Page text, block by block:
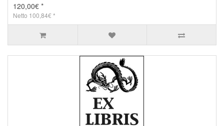
120,00€ *
Netto 100,84€ *